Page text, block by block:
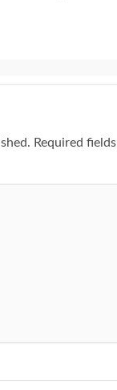
Required